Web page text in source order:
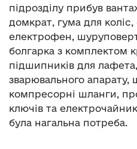
підрозділу прибув
домкрат, гума для
електрофен,
болгарка з комплектом
підшипників для
зварювального апарату,
компресорні шланги,
ключів та
була нагальна потреба.